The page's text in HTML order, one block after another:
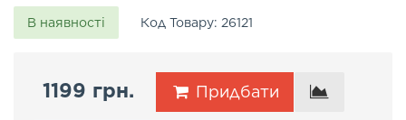
В наявності Код Товару: 26121
1199 грн. Придбати